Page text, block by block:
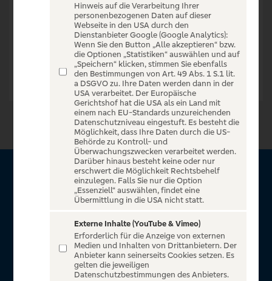
Zur Startseite
Über VR Entertain
für alle Kunden der Volksbanken Raiffeisenbanken. Auf
unserem einzigartigen Portal finden Sie Tickets für
atemberaubende Konzerte, Musicals und Shows, die
Fußball-Bundesliga sowie die Champions League und die
Hinweis auf die Verarbeitung Ihrer
personenbezogenen Daten auf dieser
Webseite in den USA durch den
Dienstanbieter Google (Google Analytics):
Wenn Sie den Button „Alle akzeptieren“ bzw.
die Optionen „Statistiken“ auswählen und auf
„Speichern“ klicken, stimmen Sie ebenfalls
den Bestimmungen von Art. 49 Abs. 1 S.1 lit.
a DSGVO zu. Ihre Daten werden dann in der
USA verarbeitet. Der Europäische
Gerichtshof hat die USA als ein Land mit
einem nach EU-Standards unzureichenden
Datenschutzniveau eingestuft. Es besteht die
Möglichkeit, dass Ihre Daten durch die US-
Behörde zu Kontroll- und
Überwachungszwecken verarbeitet werden.
Darüber hinaus besteht keine oder nur
erschwert die Möglichkeit Rechtsbehelf
einzulegen. Falls Sie nur die Option
„Essenziell“ auswählen, findet eine
Übermittlung in die USA nicht statt.
Externe Inhalte (YouTube & Vimeo)
Erforderlich für die Anzeige von externen
Medien und Inhalten von Drittanbietern. Der
Anbieter kann seinerseits Cookies setzen. Es
gelten die jeweiligen
Datenschutzbestimmungen des Anbieters.